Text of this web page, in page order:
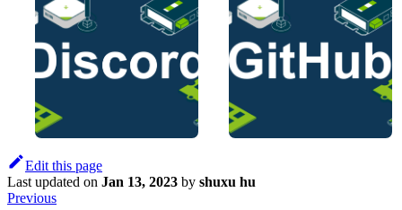
Edit this page
Last updated on Jan 13, 2023 by shuxu hu
Previous